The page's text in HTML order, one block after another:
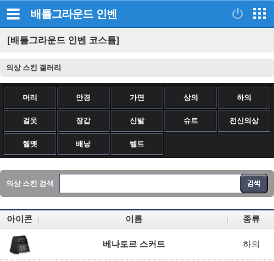
배틀그라운드 인벤
[배틀그라운드 인벤 코스튬]
의상 스킨 갤러리
머리 안경 가면 상의 하의
겉옷 장갑 신발 슈트 전신의상
헬멧 배낭 벨트
의상 스킨 검색
아이콘 이름 종류
베나토르 스커트 하의